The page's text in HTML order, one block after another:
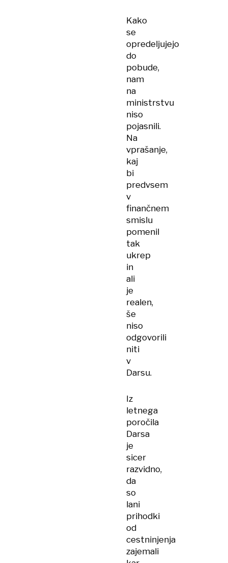
Kako
se
opredeljujejo
do
pobude,
nam
na
ministrstvu
niso
pojasnili.
Na
vprašanje,
kaj
bi
predvsem
v
finančnem
smislu
pomenil
tak
ukrep
in
ali
je
realen,
še
niso
odgovorili
niti
v
Darsu.
Iz
letnega
poročila
Darsa
je
sicer
razvidno,
da
so
lani
prihodki
od
cestninjenja
zajemali